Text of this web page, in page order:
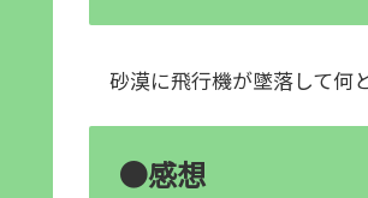
砂漠に飛行機が墜落して何
●感想